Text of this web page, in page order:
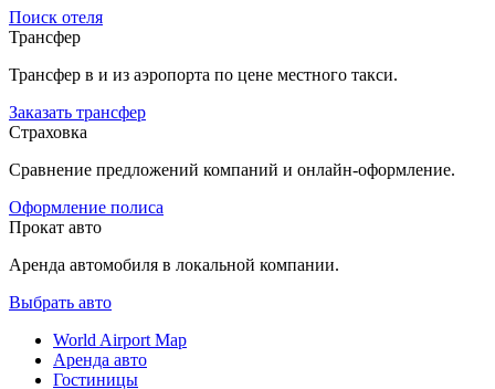
Поиск отеля
Трансфер
Трансфер в и из аэропорта по цене местного такси.
Заказать трансфер
Страховка
Сравнение предложений компаний и онлайн-оформление.
Оформление полиса
Прокат авто
Аренда автомобиля в локальной компании.
Выбрать авто
World Airport Map
Аренда авто
Гостиницы